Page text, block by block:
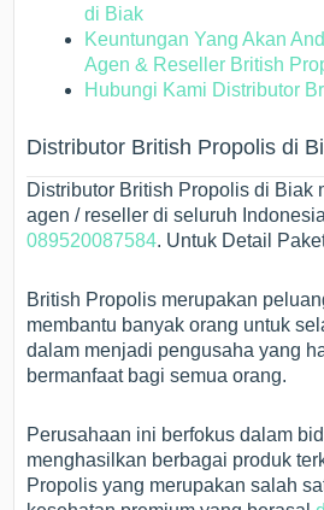
di Biak
Keuntungan Yang Akan
Agen & Reseller British
Hubungi Kami Distributor
Distributor British Propolis di
Distributor British Propolis di Biak
agen / reseller di seluruh
089520087584. Untuk Detail
British Propolis merupakan
membantu banyak orang untuk
dalam menjadi pengusaha yang
bermanfaat bagi semua orang.
Perusahaan ini berfokus dalam
menghasilkan berbagai produk
Propolis yang merupakan salah